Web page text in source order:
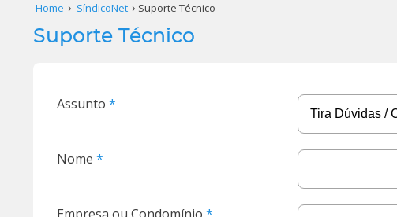
Home SíndicoNet Suporte Técnico
Suporte Técnico
Assunto
Nome